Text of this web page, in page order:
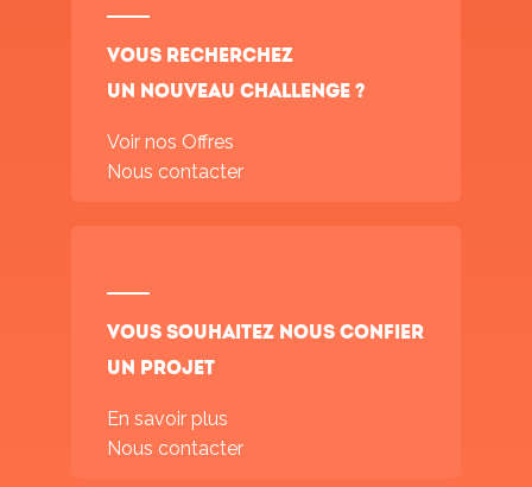
Vous recherchez
un nouveau challenge ?
Voir nos Offres
Nous contacter
Vous souhaitez nous confier
un projet
En savoir plus
Nous contacter